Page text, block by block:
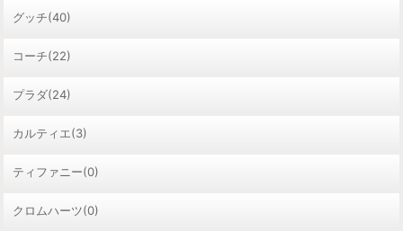
グッチ(40)
コーチ(22)
プラダ(24)
カルティエ(3)
ティファニー(0)
クロムハーツ(0)